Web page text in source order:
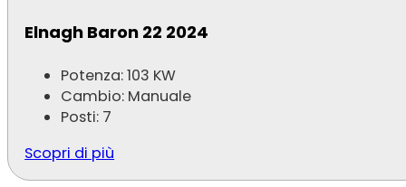
Elnagh Baron 22 2024
Potenza: 103 KW
Cambio: Manuale
Posti: 7
Scopri di più